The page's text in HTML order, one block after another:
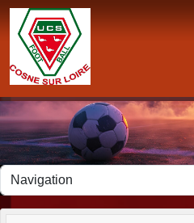
Panneau de gestion des cookies